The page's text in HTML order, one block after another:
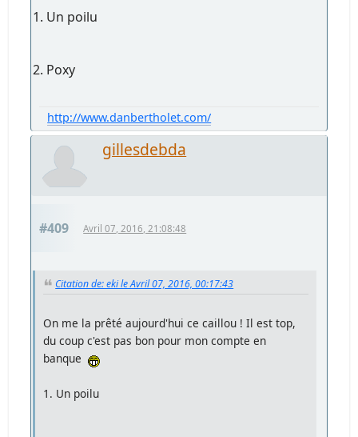
1. Un poilu
2. Poxy
http://www.danbertholet.com/
gillesdebda
#409 Avril 07, 2016, 21:08:48
Citation de: eki le Avril 07, 2016, 00:17:43
On me la prêté aujourd'hui ce caillou ! Il est top,
du coup c'est pas bon pour mon compte en
banque
1. Un poilu